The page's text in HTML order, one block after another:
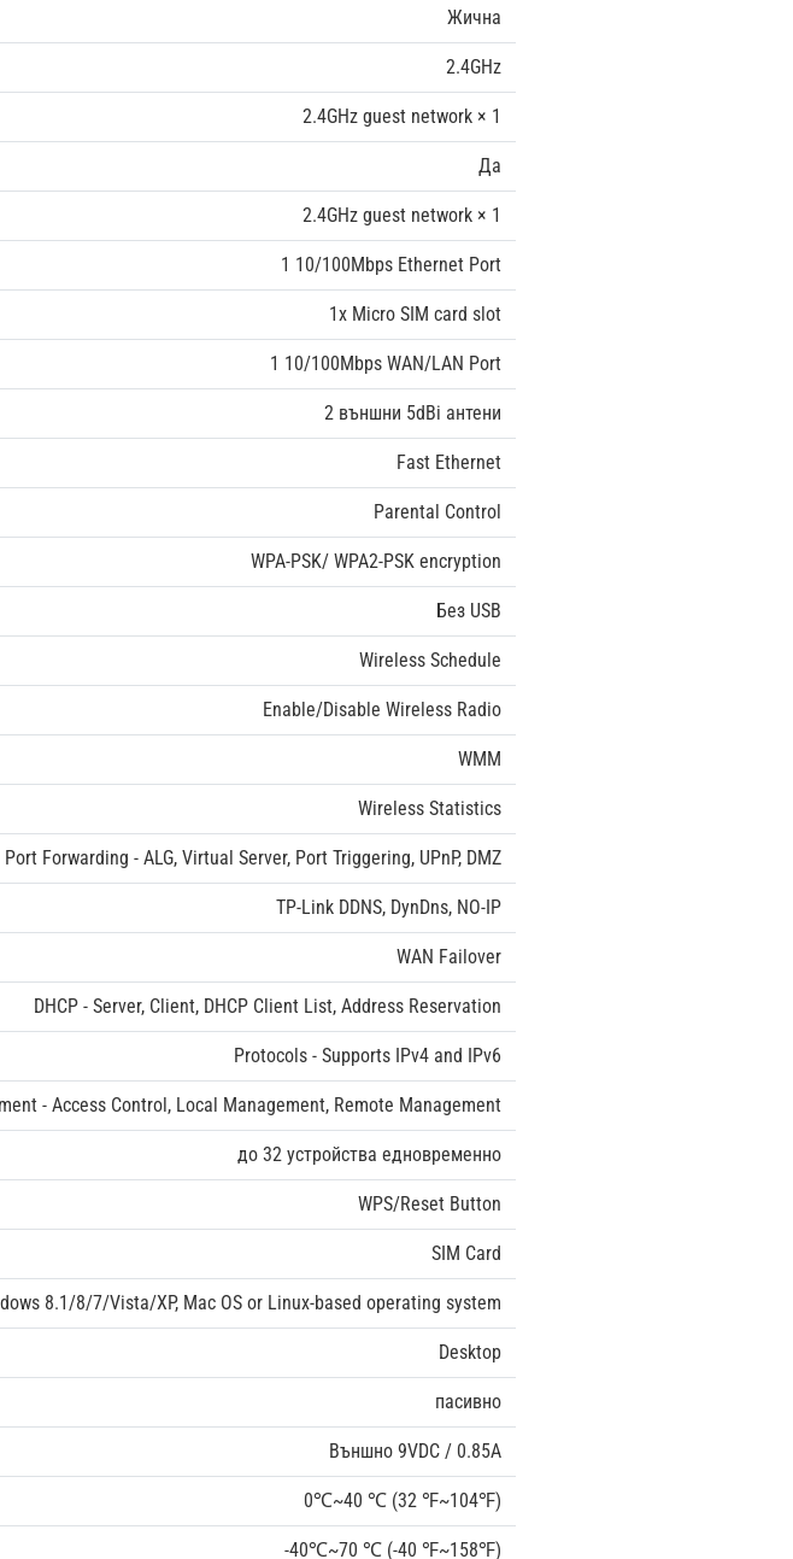
Жична
2.4GHz
2.4GHz guest network × 1
Да
2.4GHz guest network × 1
1 10/100Mbps Ethernet Port
1x Micro SIM card slot
1 10/100Mbps WAN/LAN Port
2 външни 5dBi антени
Fast Ethernet
Parental Control
WPA-PSK/ WPA2-PSK encryption
Без USB
Wireless Schedule
Enable/Disable Wireless Radio
WMM
Wireless Statistics
Port Forwarding - ALG, Virtual Server, Port Triggering, UPnP, DMZ
TP-Link DDNS, DynDns, NO-IP
WAN Failover
DHCP - Server, Client, DHCP Client List, Address Reservation
Protocols - Supports IPv4 and IPv6
- Access Control, Local Management, Remote Management
до 32 устройства едновременно
WPS/Reset Button
SIM Card
8.1/8/7/Vista/XP, Mac OS or Linux-based operating system
Desktop
пасивно
Външно 9VDC / 0.85A
0℃~40 ℃ (32 ℉~104℉)
-40℃~70 ℃ (-40 ℉~158℉)